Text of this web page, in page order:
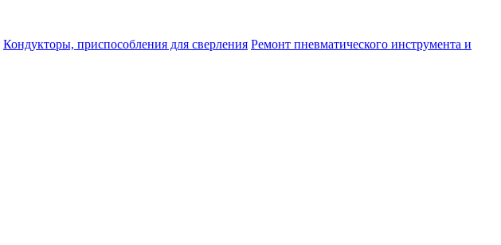
Кондукторы, приспособления для сверления Ремонт пневматического инструмента и